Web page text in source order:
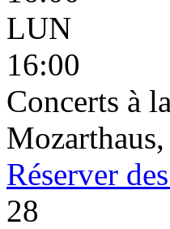
LUN
16:00
Concerts à
Réserver
28